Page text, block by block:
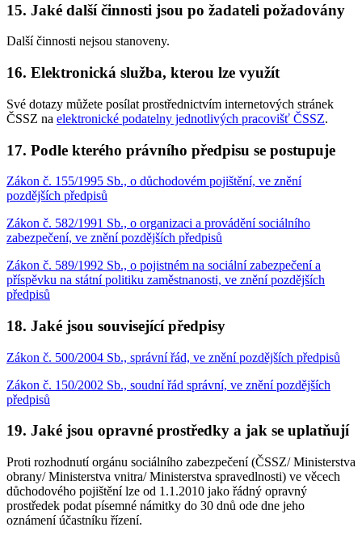
15. Jaké další činnosti jsou po žadateli požadovány
Další činnosti nejsou stanoveny.
16. Elektronická služba, kterou lze využít
Své dotazy můžete posílat prostřednictvím internetových stránek
ČSSZ na elektronické podatelny jednotlivých pracovišť ČSSZ.
17. Podle kterého právního předpisu se postupuje
Zákon č. 155/1995 Sb., o důchodovém pojištění, ve znění
pozdějších předpisů
Zákon č. 582/1991 Sb., o organizaci a provádění sociálního
zabezpečení, ve znění pozdějších předpisů
Zákon č. 589/1992 Sb., o pojistném na sociální zabezpečení a
příspěvku na státní politiku zaměstnanosti, ve znění pozdějších
předpisů
18. Jaké jsou související předpisy
Zákon č. 500/2004 Sb., správní řád, ve znění pozdějších předpisů
Zákon č. 150/2002 Sb., soudní řád správní, ve znění pozdějších
předpisů
19. Jaké jsou opravné prostředky a jak se uplatňují
Proti rozhodnutí orgánu sociálního zabezpečení (ČSSZ/ Ministerstva
obrany/ Ministerstva vnitra/ Ministerstva spravedlnosti) ve věcech
důchodového pojištění lze od 1.1.2010 jako řádný opravný
prostředek podat písemné námitky do 30 dnů ode dne jeho
oznámení účastníku řízení.